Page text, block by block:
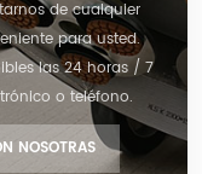
de cualquier
para usted.
las 24 horas / 7
o teléfono.
NOSOTRAS